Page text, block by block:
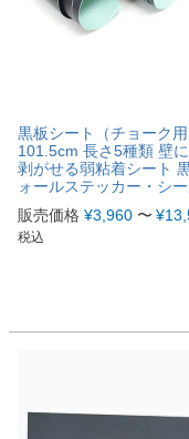
黒板シート（チョーク
101.5cm 長さ5種類 壁
剥がせる弱粘着シート
ォールステッカー・シ
販売価格 ¥3,960 〜 ¥
税込